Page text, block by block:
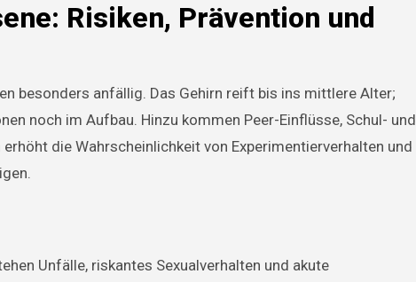
Risiken, Prävention und
besonders anfällig. Das Gehirn reift bis ins mittlere Alter;
noch im Aufbau. Hinzu kommen Peer-Einflüsse, Schul- und
die Wahrscheinlichkeit von Experimentierverhalten und
Unfälle, riskantes Sexualverhalten und akute